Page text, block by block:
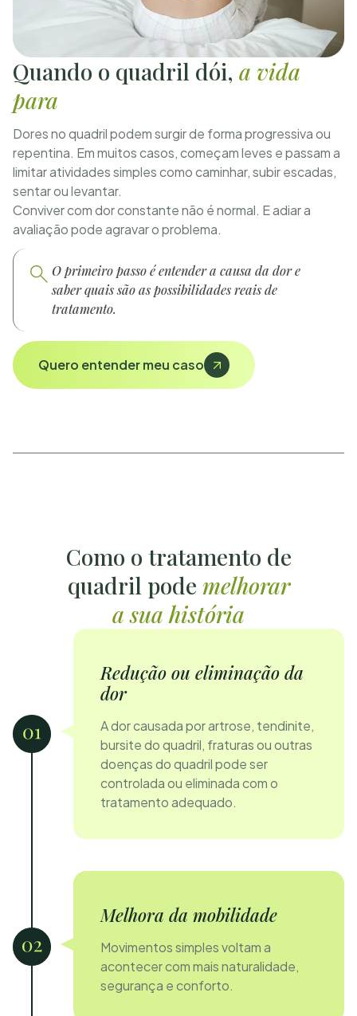
Quando o quadril dói, a vida
para
Dores no quadril podem surgir de forma progressiva ou
repentina. Em muitos casos, começam leves e passam a
limitar atividades simples como caminhar, subir escadas,
sentar ou levantar.
Conviver com dor constante não é normal. E adiar a
avaliação pode agravar o problema.
O primeiro passo é entender a causa da dor e
saber quais são as possibilidades reais de
tratamento.
Quero entender meu caso
Como o tratamento de
quadril pode melhorar
a sua história
Redução ou eliminação da
dor
A dor causada por artrose, tendinite,
bursite do quadril, fraturas ou outras
doenças do quadril pode ser
controlada ou eliminada com o
tratamento adequado.
Melhora da mobilidade
Movimentos simples voltam a
acontecer com mais naturalidade,
segurança e conforto.